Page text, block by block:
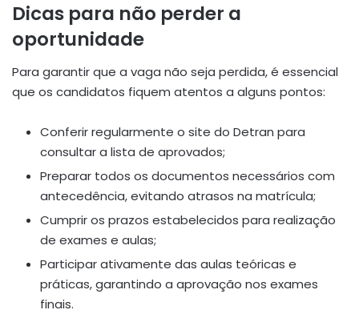
Dicas para não perder a
oportunidade
Para garantir que a vaga não seja perdida, é essencial
que os candidatos fiquem atentos a alguns pontos:
Conferir regularmente o site do Detran para
consultar a lista de aprovados;
Preparar todos os documentos necessários com
antecedência, evitando atrasos na matrícula;
Cumprir os prazos estabelecidos para realização
de exames e aulas;
Participar ativamente das aulas teóricas e
práticas, garantindo a aprovação nos exames
finais.